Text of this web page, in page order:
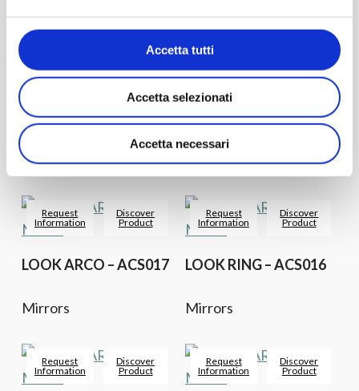
Accetta tutti
Accetta selezionati
Accetta necessari
Information
Product
ARCO 120 – ACS014
Mirrors
Information
Product
ARCO 90 – ACS012
Mirrors
Request
Information
Discover
Product
LOOK ARCO – ACS017
Mirrors
Request
Information
Discover
Product
LOOK RING – ACS016
Mirrors
Request
Information
Discover
Product
Request
Information
Discover
Product